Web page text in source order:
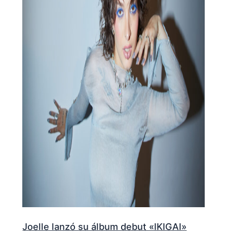
Joelle lanzó su álbum debut «IKIGAI»